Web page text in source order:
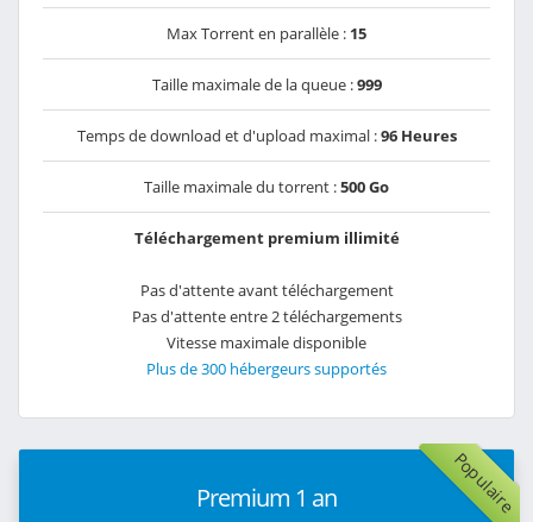
Max Torrent en parallèle : 15
Taille maximale de la queue :999
Temps de download et d'upload maximal :96 Heures
Taille maximale du torrent :500 Go
Téléchargement premium illimité
Pas d'attente avant téléchargement
Pas d'attente entre 2 téléchargements
Vitesse maximale disponible
Plus de 300 hébergeurs supportés
Populaire
Premium 1 an